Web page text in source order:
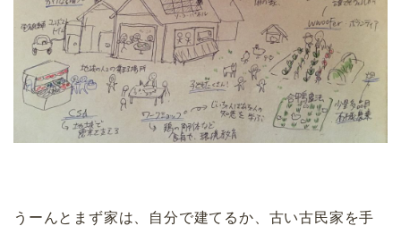
うーんとまず家は、自分で建てるか、古い古民家を手